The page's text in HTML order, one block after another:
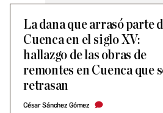
La dana que arrasó parte
Cuenca en el siglo XV:
hallazgo de las obras de
remontes en Cuenca que
retrasan
César Sánchez Gómez